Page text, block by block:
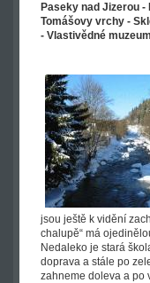
Paseky nad Jizerou
Tomášovy vrchy -
- Vlastivědné
jsou ještě k vidění
chalupě“ má
Nedaleko je stará
doprava a stále po
zahneme doleva a po